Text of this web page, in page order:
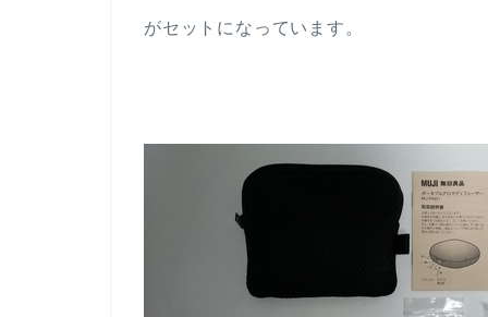
がセットになっています。